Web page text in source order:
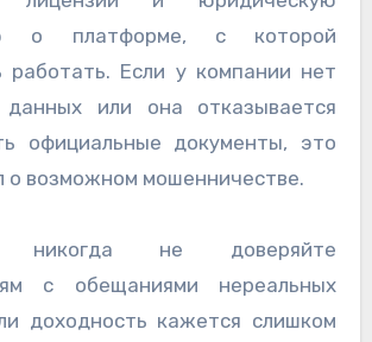
о платформе, с которой
работать. Если у компании нет
данных или она отказывается
официальные документы, это
о возможном мошенничестве.
никогда не доверяйте
с обещаниями нереальных
доходность кажется слишком